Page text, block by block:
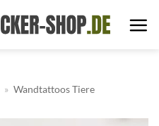
» Wandtattoos Tiere